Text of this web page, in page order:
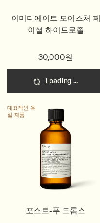
이미디에이트 모이스처 페
이셜 하이드로졸
30,000원
Loading ...
대표적인 욕
실 제품
포스트-푸 드롭스